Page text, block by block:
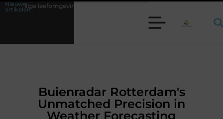
Nieuwe
artikelenWaarom een werkschakelaar onmisbaar is bij veel technische
Buienradar Rotterdam's
Unmatched Precision in
Weather Forecasting